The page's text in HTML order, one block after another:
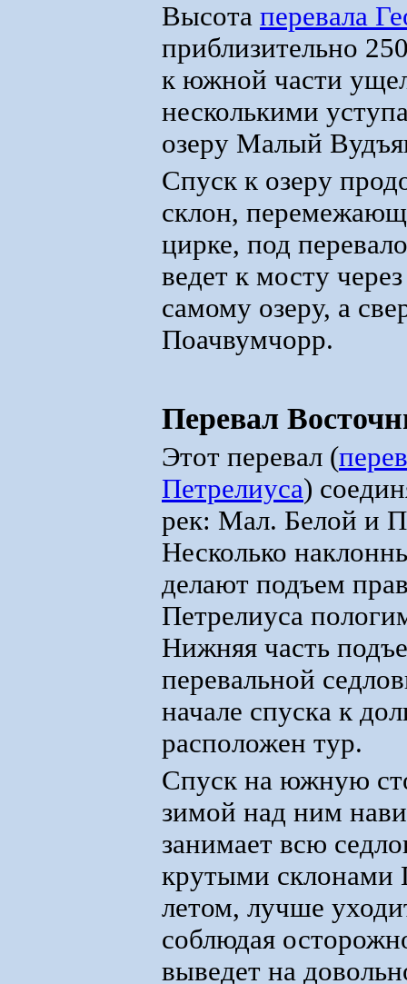
Высота перевала
приблизительно
к южной части
несколькими
озеру Малый
Спуск к озеру
склон,
цирке, под
ведет к мосту
самому озеру, а
Поачвумчорр.
Перевал
Этот перевал (
Петрелиуса)
рек: Мал. Белой и
Несколько
делают подъем
Петрелиуса
Нижняя часть
перевальной
начале спуска к
расположен тур.
Спуск на южную
зимой над ним
занимает всю
крутыми склонами
летом, лучше
соблюдая
выведет на